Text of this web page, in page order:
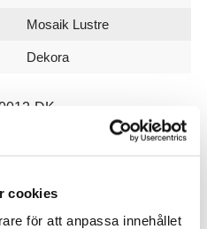
cookies
för att anpassa innehållet
Mosaik Lustre
Dekora
DK